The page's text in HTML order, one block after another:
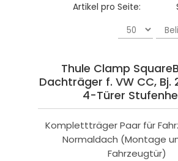
Artikel pro Seite:
Thule Clamp
Dachträger f. VW CC, Bj.
4-Türer
Komplettträger Paar für
Normaldach (Montage
Fahrzeugtür)